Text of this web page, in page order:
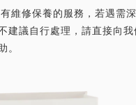
維修保養的服務，若遇需
建議自行處理，請直接向我
。